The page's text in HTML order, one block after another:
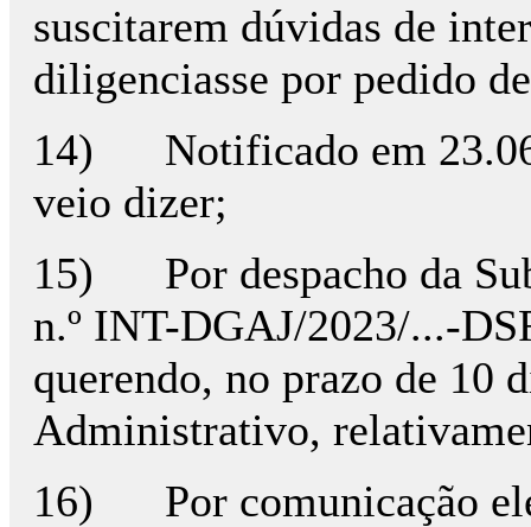
suscitarem dúvidas de
diligenciasse por pedido
14) Notificado em
veio dizer;
15) Por despacho da
n.º INT-DGAJ/2023/...-
querendo, no prazo de 10
Administrativo,
16) Por comunicação